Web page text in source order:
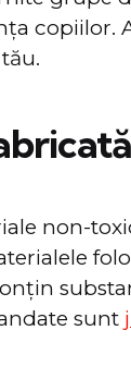
copiilor.
non-
sunt